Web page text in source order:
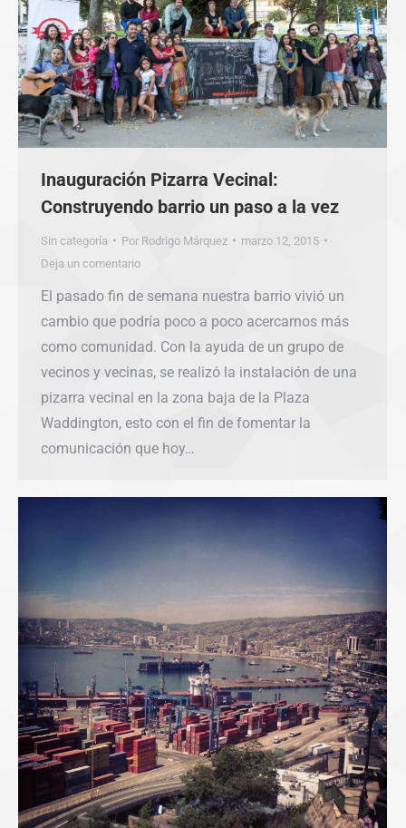
Inauguración Pizarra Vecinal:
Construyendo barrio un paso a la vez
Sin categoría Por Rodrigo Márquez
marzo 12, 2015
Deja un comentario
El pasado fin de semana nuestra barrio vivió un
cambio que podría poco a poco acercarnos más
como comunidad. Con la ayuda de un grupo de
vecinos y vecinas, se realizó la instalación de una
pizarra vecinal en la zona baja de la Plaza
Waddington, esto con el fin de fomentar la
comunicación que hoy…